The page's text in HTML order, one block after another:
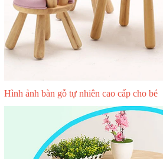
Hình ảnh bàn gỗ tự nhiên cao cấp cho bé